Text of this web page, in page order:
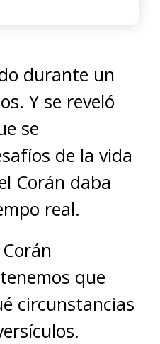
durante un
Y se reveló
se
de la vida
Corán daba
real.
que
circunstancias